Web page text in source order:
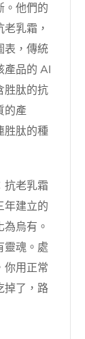
。他們的
乳霜，
表，傳統
產品的 AI
胜肽的抗
的產
胜肽的種
抗老乳霜
年建立的
烏有。
魂。處
你用正常
掉了，路